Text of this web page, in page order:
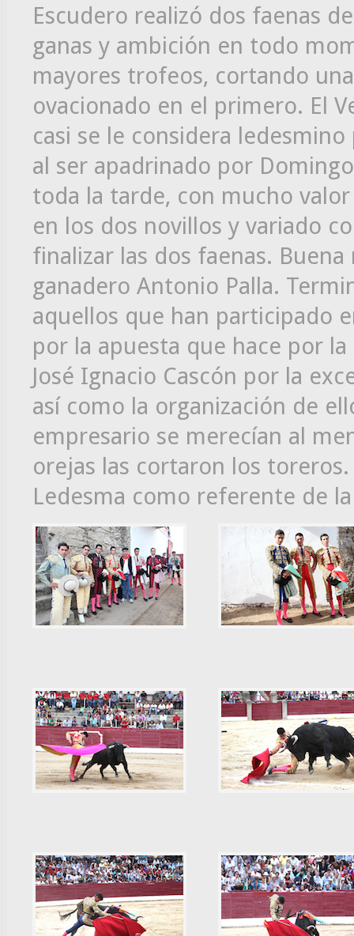
Escudero realizó dos faenas
ganas y ambición en todo
mayores trofeos, cortando
ovacionado en el primero. El
casi se le considera
al ser apadrinado por
toda la tarde, con mucho
en los dos novillos y variado
finalizar las dos faenas.
ganadero Antonio Palla.
aquellos que han participado
por la apuesta que hace por
José Ignacio Cascón por la
así como la organización de
empresario se merecían al
orejas las cortaron los
Ledesma como referente de